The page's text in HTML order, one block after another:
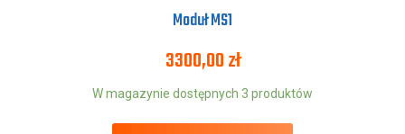
Moduł MS1
3300,00zł
W magazynie dostępnych 3 produktów